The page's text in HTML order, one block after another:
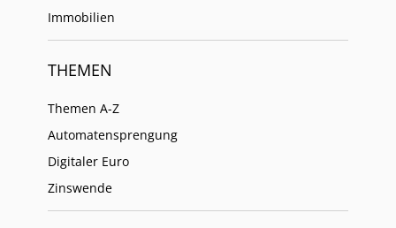
Immobilien
THEMEN
Themen A-Z
Automatensprengung
Digitaler Euro
Zinswende